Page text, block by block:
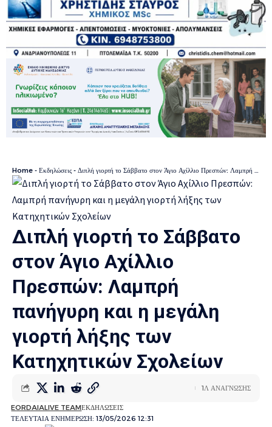
Home - Εκδηλώσεις - Διπλή γιορτή το Σάββατο στον Άγιο Αχίλλιο Πρεσπών: Λαμπρή πανήγυρη και η μεγάλη γιορτή λήξης των Κατηχητικών Σχολείων
Διπλή γιορτή το Σάββατο
στον Άγιο Αχίλλιο
Πρεσπών: Λαμπρή
πανήγυρη και η μεγάλη
γιορτή λήξης των
Κατηχητικών Σχολείων
ΤΕΛΕΥΤΑΙΑ ΕΝΗΜΕΡΩΣΗ: 13/05/2026 12:31
EORDAIALIVE TEAMΕΚΔΗΛΩΣΕΙΣ
1Λ ΑΝΑΓΝΩΣΗΣ